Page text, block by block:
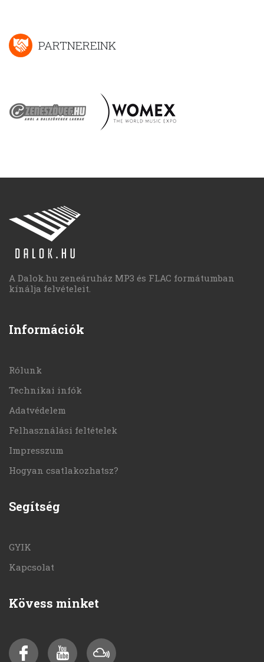
PARTNEREINK
A Dalok.hu zeneáruház MP3 és FLAC formátumban
kínálja felvételeit.
Információk
Rólunk
Technikai infók
Adatvédelem
Felhasználási feltételek
Impresszum
Hogyan csatlakozhatsz?
Segítség
GYIK
Kapcsolat
Kövess minket